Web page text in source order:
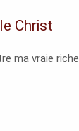
Christ
ma vraie